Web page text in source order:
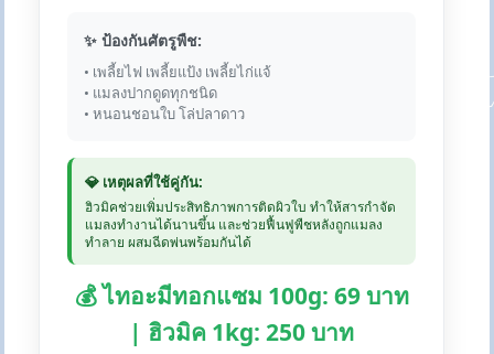
✨ ป้องกันศัตรูพืช:
• เพลี้ยไฟ เพลี้ยแป้ง เพลี้ยไก่แจ้
• แมลงปากดูดทุกชนิด
• หนอนชอนใบ โล่ปลาดาว
💎 เหตุผลที่ใช้คู่กัน:
ฮิวมิคช่วยเพิ่มประสิทธิภาพการติดผิวใบ ทำให้สารกำจัด
แมลงทำงานได้นานขึ้น และช่วยฟื้นฟูพืชหลังถูกแมลง
ทำลาย ผสมฉีดพ่นพร้อมกันได้
💰 ไทอะมีทอกแซม 100g: 69 บาท
| ฮิวมิค 1kg: 250 บาท